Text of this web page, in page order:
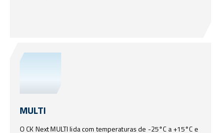
MULTI
O CK Next MULTI lida com temperaturas de -25°C a +15°C e